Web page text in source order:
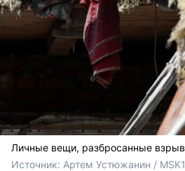
Личные вещи, разбросанные
Источник: Артем Устюжанин /